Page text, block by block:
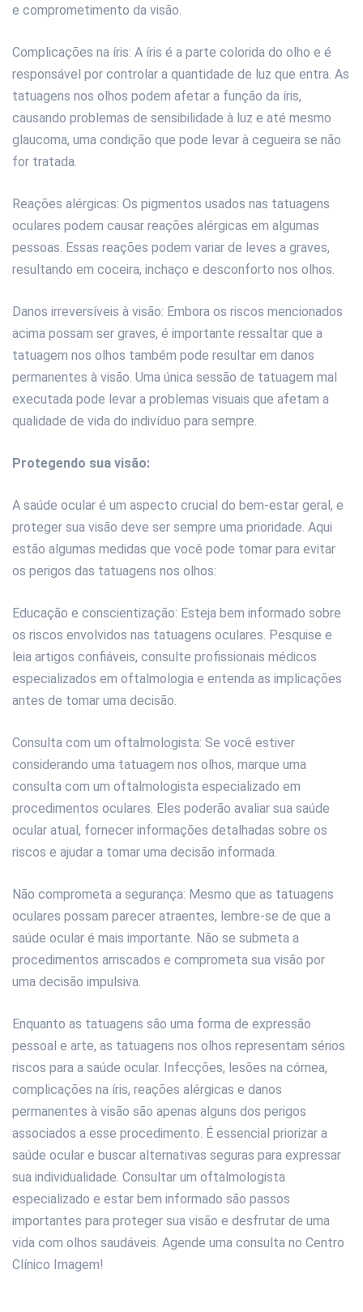
e comprometimento da visão.
Complicações na íris: A íris é a parte colorida do olho e é
responsável por controlar a quantidade de luz que entra. As
tatuagens nos olhos podem afetar a função da íris,
causando problemas de sensibilidade à luz e até mesmo
glaucoma, uma condição que pode levar à cegueira se não
for tratada.
Reações alérgicas: Os pigmentos usados nas tatuagens
oculares podem causar reações alérgicas em algumas
pessoas. Essas reações podem variar de leves a graves,
resultando em coceira, inchaço e desconforto nos olhos.
Danos irreversíveis à visão: Embora os riscos mencionados
acima possam ser graves, é importante ressaltar que a
tatuagem nos olhos também pode resultar em danos
permanentes à visão. Uma única sessão de tatuagem mal
executada pode levar a problemas visuais que afetam a
qualidade de vida do indivíduo para sempre.
Protegendo sua visão:
A saúde ocular é um aspecto crucial do bem-estar geral, e
proteger sua visão deve ser sempre uma prioridade. Aqui
estão algumas medidas que você pode tomar para evitar
os perigos das tatuagens nos olhos:
Educação e conscientização: Esteja bem informado sobre
os riscos envolvidos nas tatuagens oculares. Pesquise e
leia artigos confiáveis, consulte profissionais médicos
especializados em oftalmologia e entenda as implicações
antes de tomar uma decisão.
Consulta com um oftalmologista: Se você estiver
considerando uma tatuagem nos olhos, marque uma
consulta com um oftalmologista especializado em
procedimentos oculares. Eles poderão avaliar sua saúde
ocular atual, fornecer informações detalhadas sobre os
riscos e ajudar a tomar uma decisão informada.
Não comprometa a segurança: Mesmo que as tatuagens
oculares possam parecer atraentes, lembre-se de que a
saúde ocular é mais importante. Não se submeta a
procedimentos arriscados e comprometa sua visão por
uma decisão impulsiva.
Enquanto as tatuagens são uma forma de expressão
pessoal e arte, as tatuagens nos olhos representam sérios
riscos para a saúde ocular. Infecções, lesões na córnea,
complicações na íris, reações alérgicas e danos
permanentes à visão são apenas alguns dos perigos
associados a esse procedimento. É essencial priorizar a
saúde ocular e buscar alternativas seguras para expressar
sua individualidade. Consultar um oftalmologista
especializado e estar bem informado são passos
importantes para proteger sua visão e desfrutar de uma
vida com olhos saudáveis. Agende uma consulta no Centro
Clínico Imagem!